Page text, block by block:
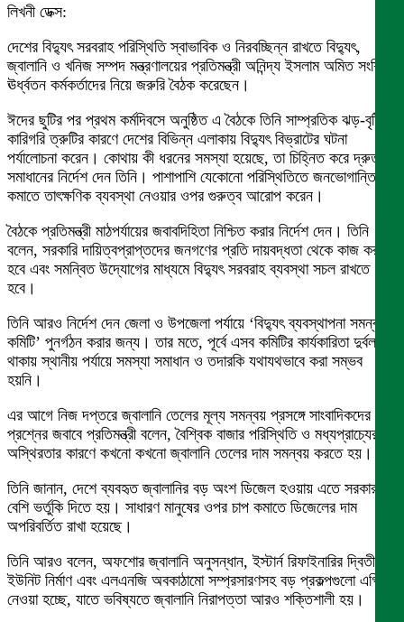
লিখনী ডেক্স:
দেশের বিদ্যুৎ সরবরাহ পরিস্থিতি স্বাভাবিক ও নিরবচ্ছিন্ন রাখতে বিদ্যুৎ,
জ্বালানি ও খনিজ সম্পদ মন্ত্রণালয়ের প্রতিমন্ত্রী অনিন্দ্য ইসলাম অমিত সংশ্লিষ্ট
ঊর্ধ্বতন কর্মকর্তাদের নিয়ে জরুরি বৈঠক করেছেন।
ঈদের ছুটির পর প্রথম কর্মদিবসে অনুষ্ঠিত এ বৈঠকে তিনি সাম্প্রতিক ঝড়-বৃষ্টি ও
কারিগরি ত্রুটির কারণে দেশের বিভিন্ন এলাকায় বিদ্যুৎ বিভ্রাটের ঘটনা
পর্যালোচনা করেন। কোথায় কী ধরনের সমস্যা হয়েছে, তা চিহ্নিত করে দ্রুত
সমাধানের নির্দেশ দেন তিনি। পাশাপাশি যেকোনো পরিস্থিতিতে জনভোগান্তি
কমাতে তাৎক্ষণিক ব্যবস্থা নেওয়ার ওপর গুরুত্ব আরোপ করেন।
বৈঠকে প্রতিমন্ত্রী মাঠপর্যায়ের জবাবদিহিতা নিশ্চিত করার নির্দেশ দেন। তিনি
বলেন, সরকারি দায়িত্বপ্রাপ্তদের জনগণের প্রতি দায়বদ্ধতা থেকে কাজ করতে
হবে এবং সমন্বিত উদ্যোগের মাধ্যমে বিদ্যুৎ সরবরাহ ব্যবস্থা সচল রাখতে
হবে।
তিনি আরও নির্দেশ দেন জেলা ও উপজেলা পর্যায়ে ‘বিদ্যুৎ ব্যবস্থাপনা সমন্বয়
কমিটি’ পুনর্গঠন করার জন্য। তার মতে, পূর্বে এসব কমিটির কার্যকারিতা দুর্বল
থাকায় স্থানীয় পর্যায়ে সমস্যা সমাধান ও তদারকি যথাযথভাবে করা সম্ভব
হয়নি।
এর আগে নিজ দপ্তরে জ্বালানি তেলের মূল্য সমন্বয় প্রসঙ্গে সাংবাদিকদের
প্রশ্নের জবাবে প্রতিমন্ত্রী বলেন, বৈশ্বিক বাজার পরিস্থিতি ও মধ্যপ্রাচ্যের
অস্থিরতার কারণে কখনো কখনো জ্বালানি তেলের দাম সমন্বয় করতে হয়।
তিনি জানান, দেশে ব্যবহৃত জ্বালানির বড় অংশ ডিজেল হওয়ায় এতে সরকারকে
বেশি ভর্তুকি দিতে হয়। সাধারণ মানুষের ওপর চাপ কমাতে ডিজেলের দাম
অপরিবর্তিত রাখা হয়েছে।
তিনি আরও বলেন, অফশোর জ্বালানি অনুসন্ধান, ইস্টার্ন রিফাইনারির দ্বিতীয়
ইউনিট নির্মাণ এবং এলএনজি অবকাঠামো সম্প্রসারণসহ বড় প্রকল্পগুলো এগিয়ে
নেওয়া হচ্ছে, যাতে ভবিষ্যতে জ্বালানি নিরাপত্তা আরও শক্তিশালী হয়।